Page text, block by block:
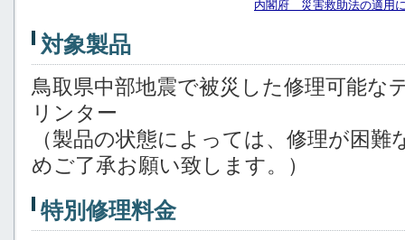
内閣府 災害救助法の適用
対象製品
鳥取県中部地震で被災した修理可能な
リンター
（製品の状態によっては、修理が困
めご了承お願い致します。）
特別修理料金